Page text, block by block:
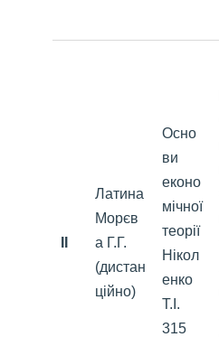
Латина
Морєв
а Г.Г.
(дистан
ційно)
Осно
ви
еконо
мічної
теорії
Нікол
енко
Т.І.
315